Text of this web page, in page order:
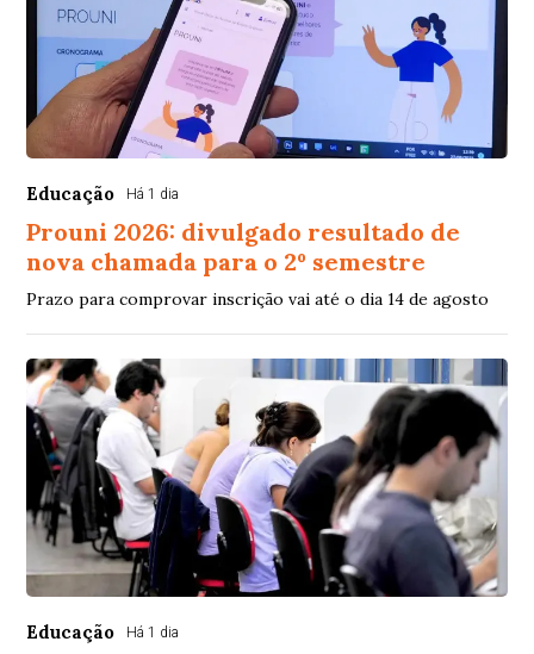
Educação Há 1 dia
Prouni 2026: divulgado resultado de
nova chamada para o 2º semestre
Prazo para comprovar inscrição vai até o dia 14 de agosto
Educação Há 1 dia